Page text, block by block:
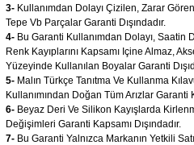
3- Kullanımdan Dolayı Çizilen, Zarar
Tepe Vb Parçalar Garanti Dışındadır.
4- Bu Garanti Kullanımdan Dolayı, Saatin
Renk Kayıplarını Kapsamı Içine Almaz,
Yüzeyinde Kullanılan Boyalar Garanti
5- Malın Türkçe Tanıtma Ve Kullanma
Kullanımından Doğan Tüm Arızlar Garanti
6- Beyaz Deri Ve Silikon Kayışlarda
Değişimleri Garanti Kapsamı Dışındadır.
7- Bu Garanti Yalnızca Markanın Yetkili